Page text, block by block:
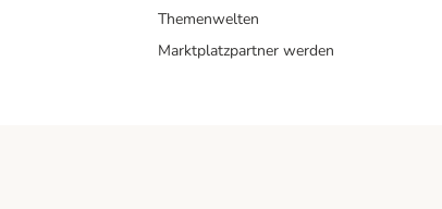
Themenwelten
Marktplatzpartner werden